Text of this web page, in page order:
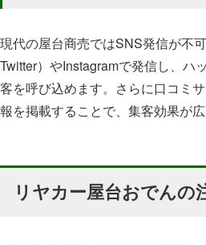
現代の屋台商売ではSNS発信が不
Twitter）やInstagramで発信し、ハ
客を呼び込めます。さらに口コミ
報を掲載することで、集客効果が広
リヤカー屋台おでんの